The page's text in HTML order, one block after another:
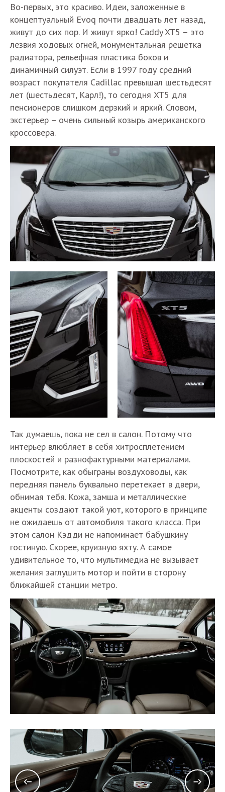
Во-первых, это красиво. Идеи, заложенные в
концептуальный Evoq почти двадцать лет назад,
живут до сих пор. И живут ярко! Caddy XT5 – это
лезвия ходовых огней, монументальная решетка
радиатора, рельефная пластика боков и
динамичный силуэт. Если в 1997 году средний
возраст покупателя Cadillac превышал шестьдесят
лет (шестьдесят, Карл!), то сегодня XT5 для
пенсионеров слишком дерзкий и яркий. Словом,
экстерьер – очень сильный козырь американского
кроссовера.
Так думаешь, пока не сел в салон. Потому что
интерьер влюбляет в себя хитросплетением
плоскостей и разнофактурными материалами.
Посмотрите, как обыграны воздуховоды, как
передняя панель буквально перетекает в двери,
обнимая тебя. Кожа, замша и металлические
акценты создают такой уют, которого в принципе
не ожидаешь от автомобиля такого класса. При
этом салон Кэдди не напоминает бабушкину
гостиную. Скорее, круизную яхту. А самое
удивительное то, что мультимедиа не вызывает
желания заглушить мотор и пойти в сторону
ближайшей станции метро.